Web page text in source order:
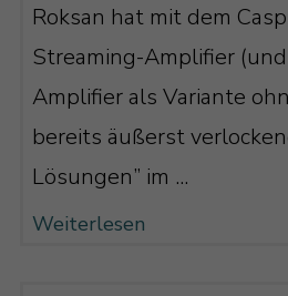
Roksan hat mit dem
Streaming-Amplifier
Amplifier als Variante
bereits äußerst
Lösungen” im ...
Weiterlesen